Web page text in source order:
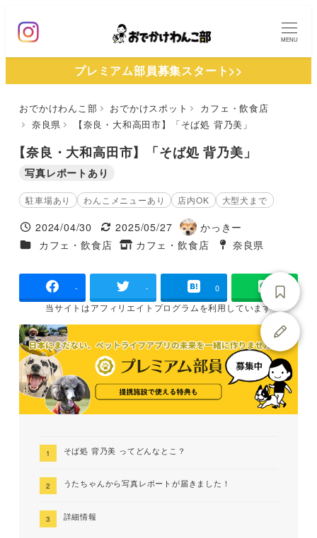
ン
MENU
プレミアム部員募集スタート>>
おでかけわんこ部 おでかけスポット
カフェ・飲食店
奈良県
【奈良・大和高田市】「そば処 背乃美」
【奈良・大和高田市】「そば処 背乃美」
写真レポートあり
駐車場あり わんこメニューあり 店内OK 大型犬まで
投稿日
2024/04/30
更新日
2025/05/27
著
者
かっきー
施設ジャンル
カフェ・飲食店
タグ
カフェ・飲食店
タグ
奈良県
- - 0
当サイトはアフィリエイトプログラムを利用しています
そば処 背乃美 ってどんなとこ？
うたちゃんから写真レポートが届きました！
詳細情報